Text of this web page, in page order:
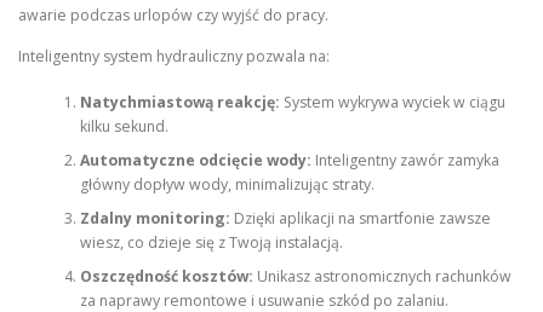
awarie podczas urlopów czy wyjść do pracy.
Inteligentny system hydrauliczny pozwala na:
Natychmiastową reakcję: System wykrywa wyciek w ciągu
kilku sekund.
Automatyczne odcięcie wody: Inteligentny zawór zamyka
główny dopływ wody, minimalizując straty.
Zdalny monitoring: Dzięki aplikacji na smartfonie zawsze
wiesz, co dzieje się z Twoją instalacją.
Oszczędność kosztów: Unikasz astronomicznych rachunków
za naprawy remontowe i usuwanie szkód po zalaniu.